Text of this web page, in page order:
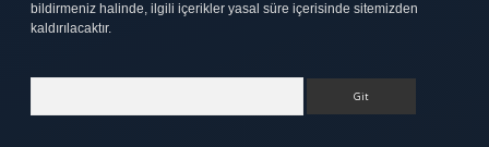
bildirmeniz halinde, ilgili içerikler yasal süre içerisinde sitemizden
kaldırılacaktır.